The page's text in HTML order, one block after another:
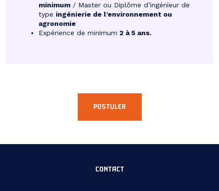
minimum / Master ou Diplôme d’ingénieur de
type ingénierie de l’environnement ou
agronomie
Expérience de minimum 2 à 5 ans.
POSTULER
CONTACT